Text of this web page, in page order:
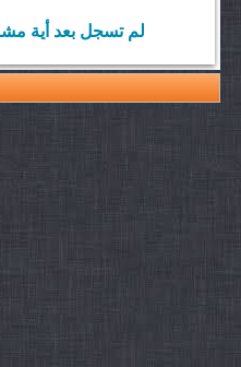
لم تسجل بعد أية